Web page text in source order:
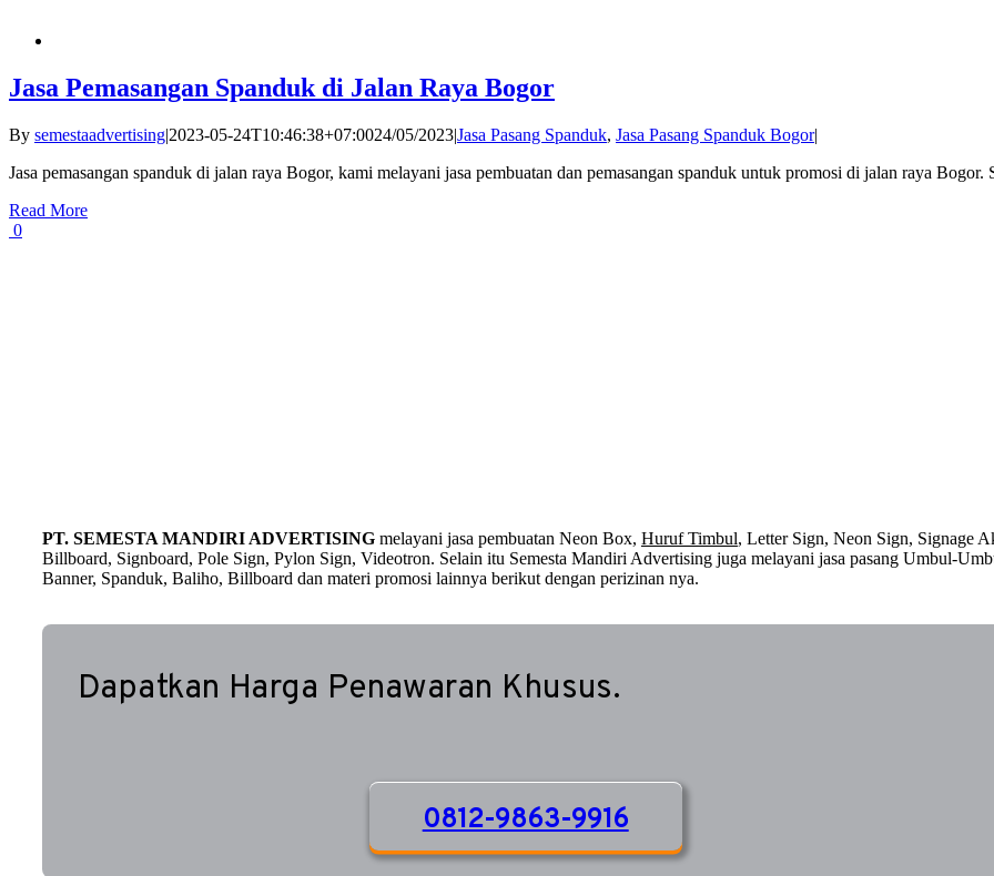
Jasa Pemasangan Spanduk di Jalan Raya Bogor
By semestaadvertising|2023-05-24T10:46:38+07:0024/05/2023|Jasa Pasang Spanduk, Jasa Pasang Spanduk Bogor|
Jasa pemasangan spanduk di jalan raya Bogor, kami melayani jasa pembuatan dan pemasangan spanduk untuk promosi di jalan raya Bogor.
Read More
0
PT. SEMESTA MANDIRI ADVERTISINGmelayani jasa pembuatan Neon Box, Huruf Timbul, Letter Sign, Neon Sign, Signage
Billboard, Signboard, Pole Sign, Pylon Sign, Videotron. Selain itu Semesta Mandiri Advertising juga melayani jasa pasang Umbul-
Banner, Spanduk, Baliho, Billboard dan materi promosi lainnya berikut dengan perizinan nya.
Dapatkan Harga Penawaran Khusus.
0812-9863-9916